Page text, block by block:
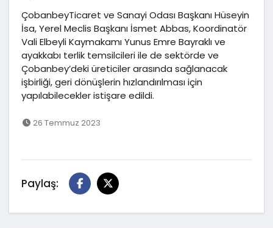
ÇobanbeyTicaret ve Sanayi Odası Başkanı Hüseyin
İsa, Yerel Meclis Başkanı İsmet Abbas, Koordinatör
Vali Elbeyli Kaymakamı Yunus Emre Bayraklı ve
ayakkabı terlik temsilcileri ile de sektörde ve
Çobanbey’deki üreticiler arasında sağlanacak
işbirliği, geri dönüşlerin hızlandırılması için
yapılabilecekler istişare edildi.
26 Temmuz 2023
Paylaş: